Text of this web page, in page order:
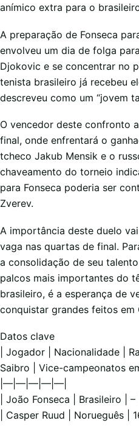
anímico extra para o
A preparação de Fonseca
envolveu um dia de folga
Djokovic e se concentrar no
tenista brasileiro já recebeu
descreveu como um “jovem
O vencedor deste confronto
final, onde enfrentará o
tcheco Jakub Mensik e o
chaveamento do torneio
para Fonseca poderia ser
Zverev.
A importância deste duelo
vaga nas quartas de final.
a consolidação de seu
palcos mais importantes do
brasileiro, é a esperança de
conquistar grandes feitos em
Datos clave
| Jogador | Nacionalidade |
Saibro | Vice-campeonatos
|—|—|—|—|—|
| João Fonseca | Brasileiro | –
| Casper Ruud | Norueguês |